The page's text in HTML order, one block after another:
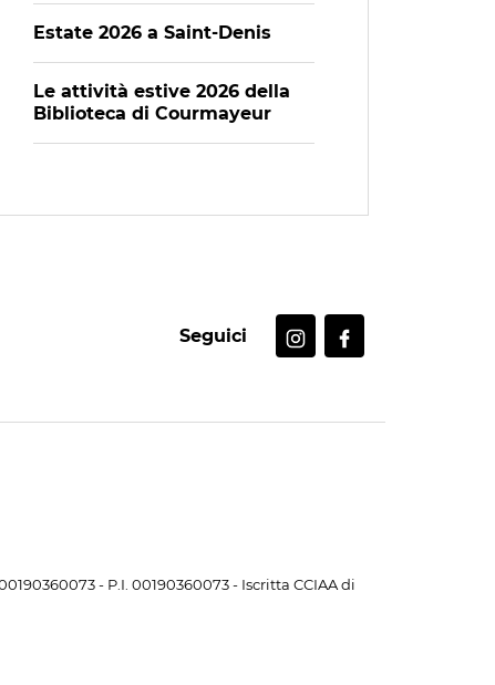
Estate 2026 a Saint-Denis
Le attività estive 2026 della
Biblioteca di Courmayeur
Seguici
- P.I. 00190360073 - Iscritta CCIAA di